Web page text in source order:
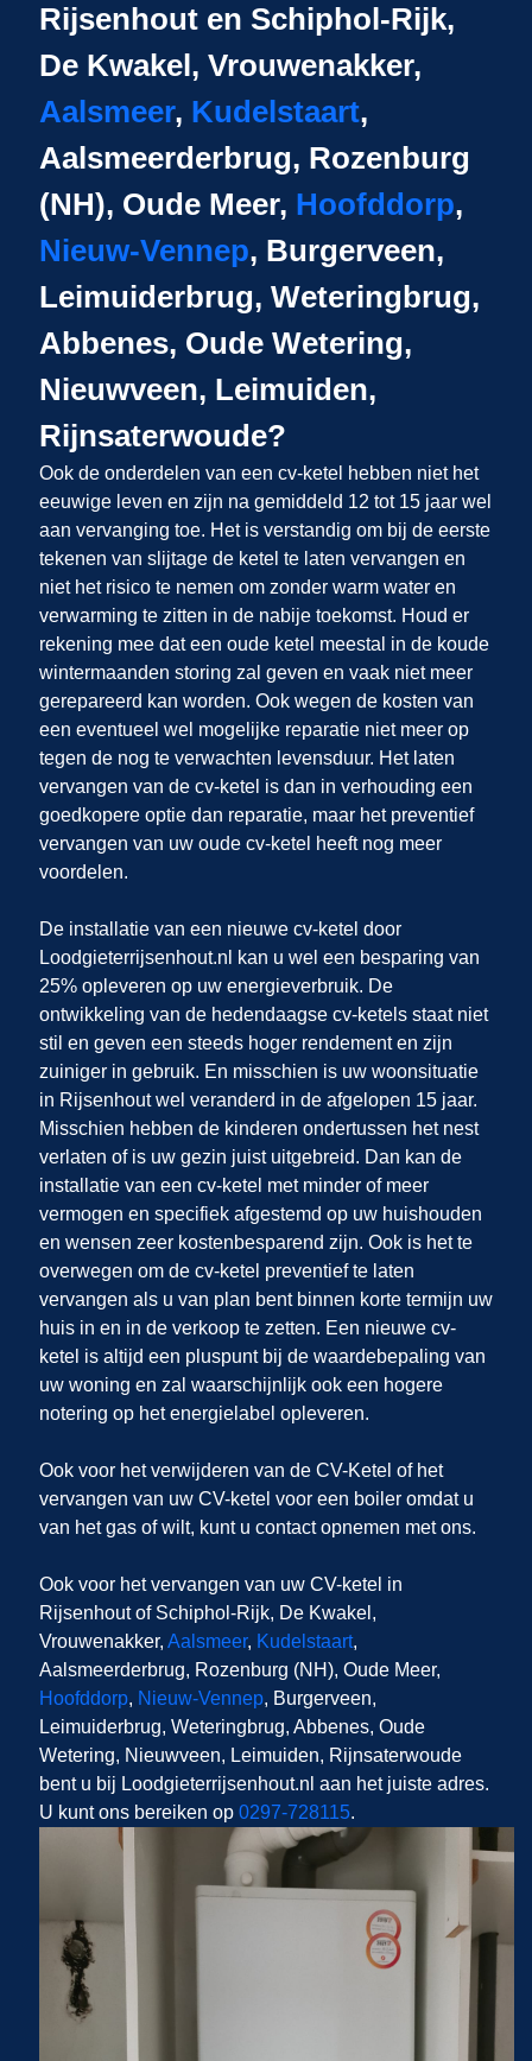
Rijsenhout en Schiphol-Rijk,
De Kwakel, Vrouwenakker,
Aalsmeer, Kudelstaart,
Aalsmeerderbrug, Rozenburg
(NH), Oude Meer, Hoofddorp,
Nieuw-Vennep, Burgerveen,
Leimuiderbrug, Weteringbrug,
Abbenes, Oude Wetering,
Nieuwveen, Leimuiden,
Rijnsaterwoude?
Ook de onderdelen van een cv-ketel hebben niet het
eeuwige leven en zijn na gemiddeld 12 tot 15 jaar wel
aan vervanging toe. Het is verstandig om bij de eerste
tekenen van slijtage de ketel te laten vervangen en
niet het risico te nemen om zonder warm water en
verwarming te zitten in de nabije toekomst. Houd er
rekening mee dat een oude ketel meestal in de koude
wintermaanden storing zal geven en vaak niet meer
gerepareerd kan worden. Ook wegen de kosten van
een eventueel wel mogelijke reparatie niet meer op
tegen de nog te verwachten levensduur. Het laten
vervangen van de cv-ketel is dan in verhouding een
goedkopere optie dan reparatie, maar het preventief
vervangen van uw oude cv-ketel heeft nog meer
voordelen.
De installatie van een nieuwe cv-ketel door
Loodgieterrijsenhout.nl
kan u wel een besparing van
25% opleveren op uw energieverbruik. De
ontwikkeling van de hedendaagse cv-ketels staat niet
stil en geven een steeds hoger rendement en zijn
zuiniger in gebruik. En misschien is uw woonsituatie
in Rijsenhoutwel veranderd in de afgelopen 15 jaar.
Misschien hebben de kinderen ondertussen het nest
verlaten of is uw gezin juist uitgebreid. Dan kan de
installatie van een cv-ketel met minder of meer
vermogen en specifiek afgestemd op uw huishouden
en wensen zeer kostenbesparend zijn. Ook is het te
overwegen om de cv-ketel preventief te laten
vervangen als u van plan bent binnen korte termijn uw
huis in en in de verkoop te zetten. Een nieuwe cv-
ketel is altijd een pluspunt bij de waardebepaling van
uw woning en zal waarschijnlijk ook een hogere
notering op het energielabel opleveren.
Ook voor het verwijderen van de CV-Ketel of het
vervangen van uw CV-ketel voor een boiler omdat u
van het gas of wilt, kunt u contact opnemen met ons.
Ook voor het vervangen van uw CV-ketel in
Rijsenhout of Schiphol-Rijk, De Kwakel,
Vrouwenakker, Aalsmeer, Kudelstaart,
Aalsmeerderbrug, Rozenburg (NH), Oude Meer,
Hoofddorp, Nieuw-Vennep, Burgerveen,
Leimuiderbrug, Weteringbrug, Abbenes, Oude
Wetering, Nieuwveen, Leimuiden, Rijnsaterwoude
bent u bij Loodgieterrijsenhout.nl aan het juiste adres.
U kunt ons bereiken op 0297-728115.